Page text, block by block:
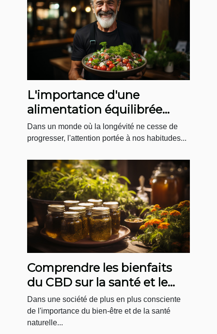
L'importance d'une
alimentation équilibrée
pour maintenir une bonne
condition physique après
Dans un monde où la longévité ne cesse de
progresser, l'attention portée à nos habitudes...
Comprendre les bienfaits
du CBD sur la santé et le
bien-être
Dans une société de plus en plus consciente
de l'importance du bien-être et de la santé
naturelle...